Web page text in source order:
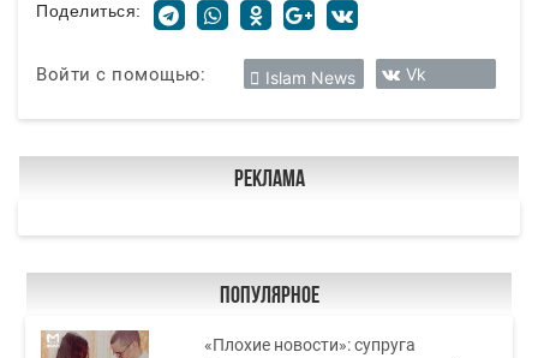
Поделиться:
Войти с помощью: Islam News Vk
Реклама
Популярное
«Плохие новости»: супруга